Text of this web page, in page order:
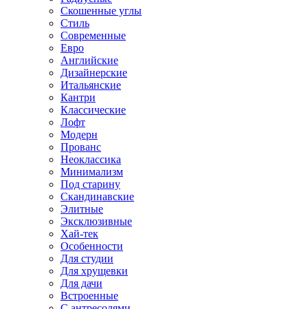
Скошенные углы
Стиль
Современные
Евро
Английские
Дизайнерские
Итальянские
Кантри
Классические
Лофт
Модерн
Прованс
Неоклассика
Минимализм
Под старину
Скандинавские
Элитные
Эксклюзивные
Хай-тек
Особенности
Для студии
Для хрущевки
Для дачи
Встроенные